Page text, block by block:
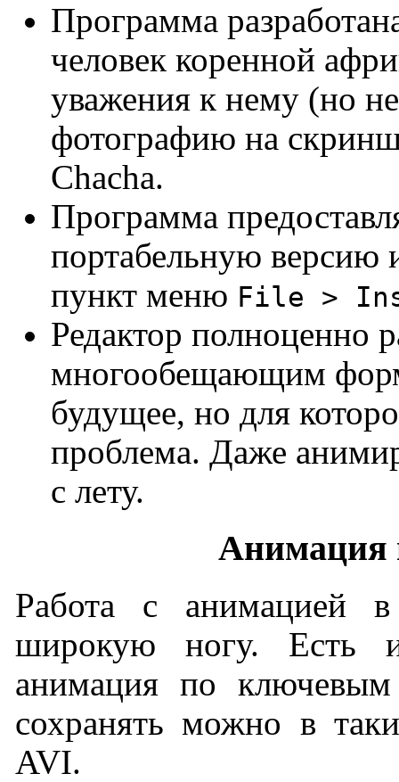
Программа
человек коренной
уважения к нему (но
фотографию на
Chacha.
Программа
портабельную версию
пункт меню File >
Редактор полноценно
многообещающим
будущее, но для
проблема. Даже
с лету.
Анимация
Работа с анимацией
широкую ногу. Есть
анимация по
сохранять можно в
AVI.